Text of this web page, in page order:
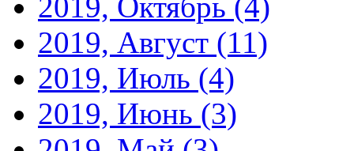
2019, Август (11)
2019, Июль (4)
2019, Июнь (3)